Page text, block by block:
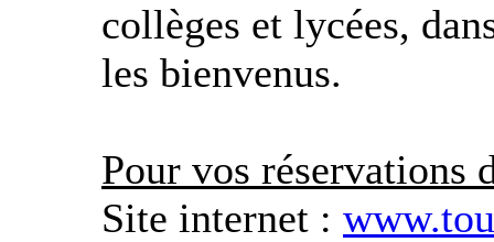
collèges et lycées,
les bienvenus.
Pour vos réservations
Site internet :